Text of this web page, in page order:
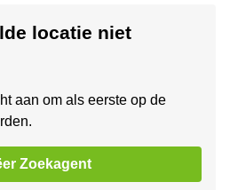
locatie niet
aan om als eerste op de
Zoekagent